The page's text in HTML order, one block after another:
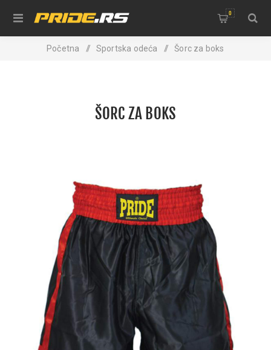
0
Početna / Sportska odeća / Šorc za boks
ŠORC ZA BOKS